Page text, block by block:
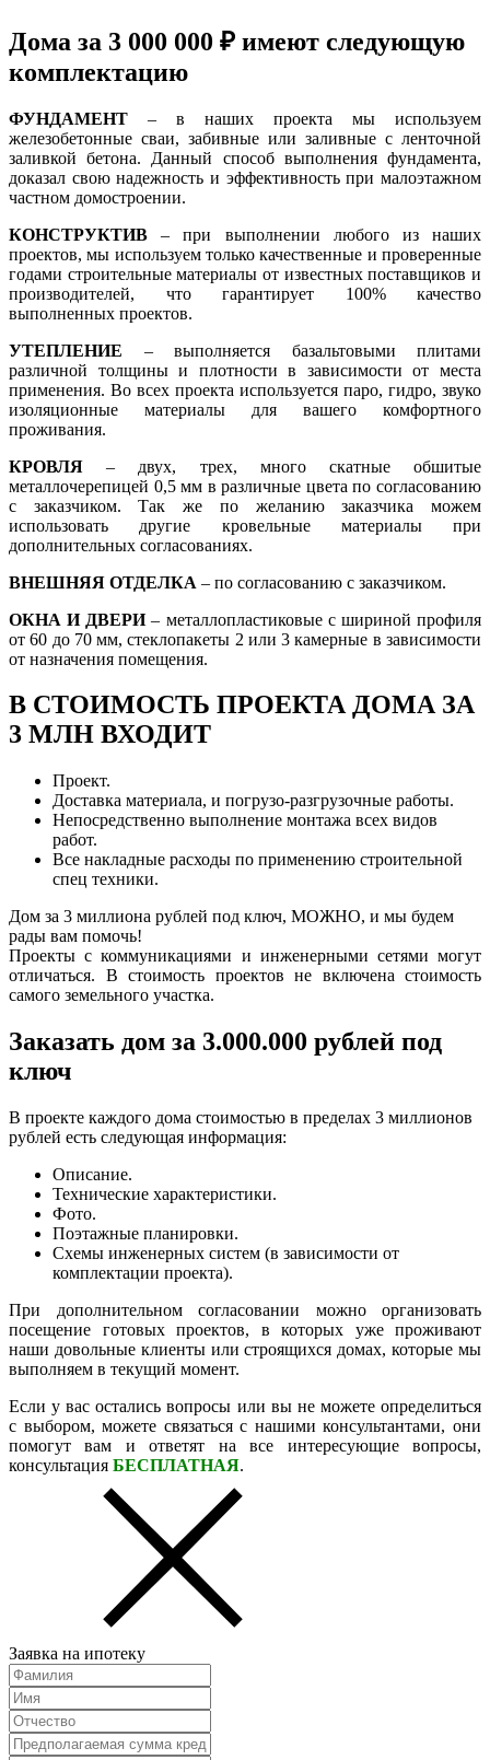
Дома за 3 000 000 ₽ имеют следующую
комплектацию
ФУНДАМЕНТ – в наших проекта мы используем
железобетонные сваи, забивные или заливные с ленточной
заливкой бетона. Данный способ выполнения фундамента,
доказал свою надежность и эффективность при малоэтажном
частном домостроении.
КОНСТРУКТИВ – при выполнении любого из наших
проектов, мы используем только качественные и проверенные
годами строительные материалы от известных поставщиков и
производителей, что гарантирует 100% качество
выполненных проектов.
УТЕПЛЕНИЕ – выполняется базальтовыми плитами
различной толщины и плотности в зависимости от места
применения. Во всех проекта используется паро, гидро, звуко
изоляционные материалы для вашего комфортного
проживания.
КРОВЛЯ – двух, трех, много скатные обшитые
металлочерепицей 0,5 мм в различные цвета по согласованию
с заказчиком. Так же по желанию заказчика можем
использовать другие кровельные материалы при
дополнительных согласованиях.
ВНЕШНЯЯ ОТДЕЛКА – по согласованию с заказчиком.
ОКНА И ДВЕРИ– металлопластиковые с шириной профиля
от 60 до 70 мм, стеклопакеты 2 или 3 камерные в зависимости
от назначения помещения.
В СТОИМОСТЬ ПРОЕКТА ДОМА ЗА
3 МЛН ВХОДИТ
Проект.
Доставка материала, и погрузо-разгрузочные работы.
Непосредственно выполнение монтажа всех видов
работ.
Все накладные расходы по применению строительной
спец техники.
Дом за 3 миллиона рублей под ключ, МОЖНО, и мы будем
рады вам помочь!
Проекты с коммуникациями и инженерными сетями могут
отличаться. В стоимость проектов не включена стоимость
самого земельного участка.
Заказать дом за 3.000.000 рублей под
ключ
В проекте каждого дома стоимостью в пределах 3 миллионов
рублей есть следующая информация:
Описание.
Технические характеристики.
Фото.
Поэтажные планировки.
Схемы инженерных систем (в зависимости от
комплектации проекта).
При дополнительном согласовании можно организовать
посещение готовых проектов, в которых уже проживают
наши довольные клиенты или строящихся домах, которые мы
выполняем в текущий момент.
Если у вас остались вопросы или вы не можете определиться
с выбором, можете связаться с нашими консультантами, они
помогут вам и ответят на все интересующие вопросы,
консультация БЕСПЛАТНАЯ.
Заявка на ипотеку